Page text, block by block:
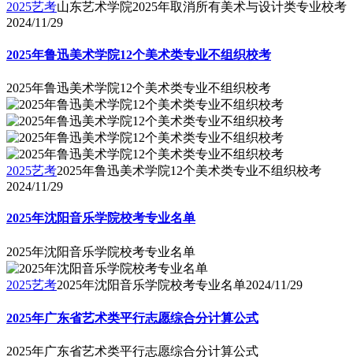
2025艺考山东艺术学院2025年取消所有美术与设计类专业校考
2024/11/29
2025年鲁迅美术学院12个美术类专业不组织校考
2025年鲁迅美术学院12个美术类专业不组织校考
2025艺考2025年鲁迅美术学院12个美术类专业不组织校考
2024/11/29
2025年沈阳音乐学院校考专业名单
2025年沈阳音乐学院校考专业名单
2025艺考2025年沈阳音乐学院校考专业名单2024/11/29
2025年广东省艺术类平行志愿综合分计算公式
2025年广东省艺术类平行志愿综合分计算公式